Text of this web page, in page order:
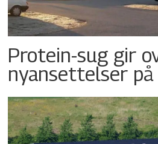
Protein-sug gir
nyansettelser på